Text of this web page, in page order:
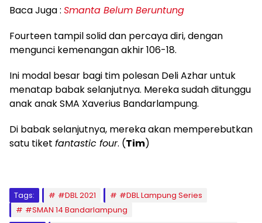
Baca Juga : Smanta Belum Beruntung
Fourteen tampil solid dan percaya diri, dengan
mengunci kemenangan akhir 106-18.
Ini modal besar bagi tim polesan Deli Azhar untuk
menatap babak selanjutnya. Mereka sudah ditunggu
anak anak SMA Xaverius Bandarlampung.
Di babak selanjutnya, mereka akan memperebutkan
satu tiket fantastic four. (Tim)
Tags: #DBL 2021
#DBL Lampung Series
#SMAN 14 Bandarlampung